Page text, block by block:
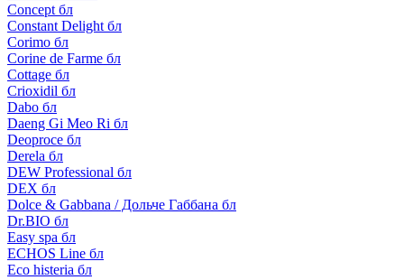
Concept бл
Constant Delight бл
Corimo бл
Corine de Farme бл
Cottage бл
Crioxidil бл
Dabo бл
Daeng Gi Meo Ri бл
Deoproce бл
Derela бл
DEW Professional бл
DEX бл
Dolce & Gabbana / Дольче Габбана бл
Dr.BIO бл
Easy spa бл
ECHOS Line бл
Eco histeria бл